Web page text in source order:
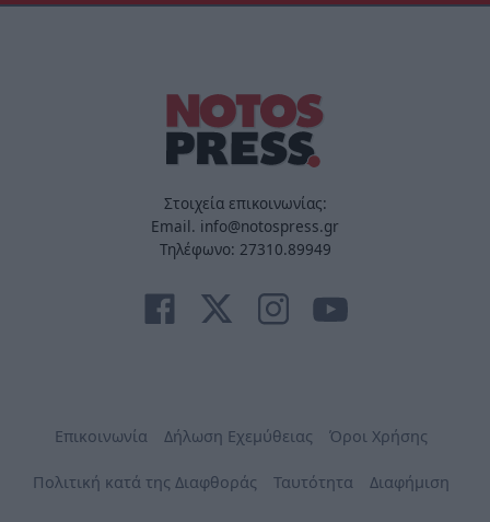
Στοιχεία επικοινωνίας:
Email. info@notospress.gr
Τηλέφωνο: 27310.89949
Επικοινωνία Δήλωση Εχεμύθειας Όροι Χρήσης
Πολιτική κατά της Διαφθοράς Ταυτότητα Διαφήμιση